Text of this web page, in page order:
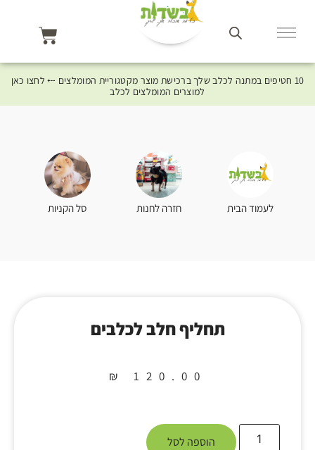
10 חטיפים במתנה לכלב שלך ברכישת מוצר מקטגוריית המומלצים ⤎ לחצו כאן
למוצרים המומלצים לכלב
לעמוד הבית חזרה לחנות סל הקניות
תחליף חלב לכלבים
₪ 120.00
הוספה לסל